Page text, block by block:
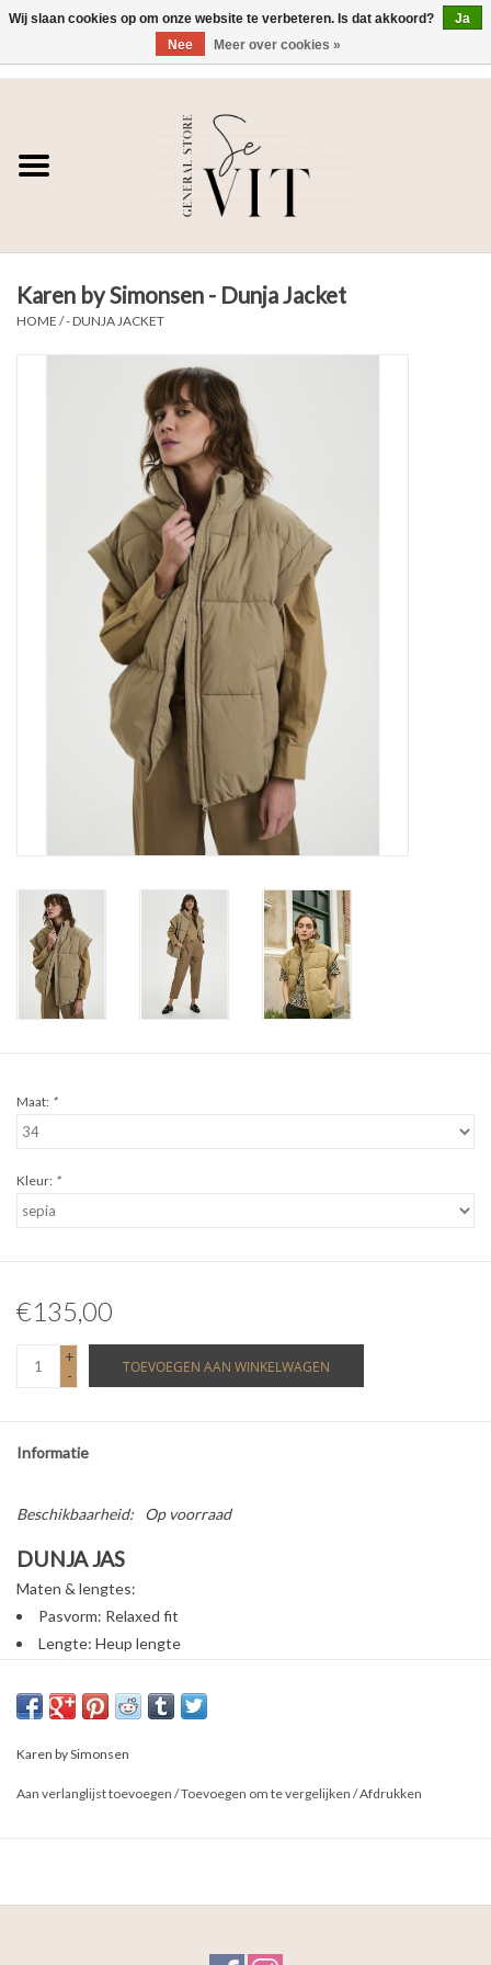
SE VIT
HEREN
WONEN
Karen by Simonsen - Dunja Jacket
HOME /- DUNJA JACKET
Maat: *
Kleur: *
€135,00
+
-
TOEVOEGEN AAN WINKELWAGEN
Informatie
Beschikbaarheid: Op voorraad
DUNJA JAS
Maten & lengtes:
Pasvorm: Relaxed fit
Lengte: Heup lengte
Samenstelling : 100% Nylon
Vulling: 100% Polyester
Karen by Simonsen
Aan verlanglijst toevoegen /Toevoegen om te vergelijken /Afdrukken
Wij slaan cookies op om onze website te verbeteren. Is dat akkoord?
Ja
Nee
Meer over cookies »